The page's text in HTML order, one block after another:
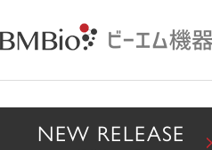
NEW RELEASE